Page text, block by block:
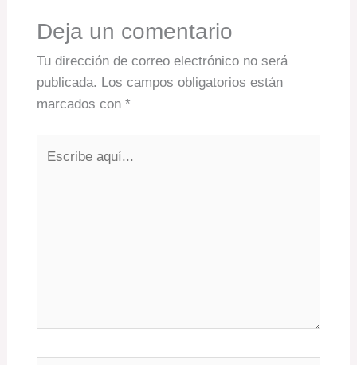
Deja un comentario
Tu dirección de correo electrónico no será
publicada. Los campos obligatorios están
marcados con *
aquí...